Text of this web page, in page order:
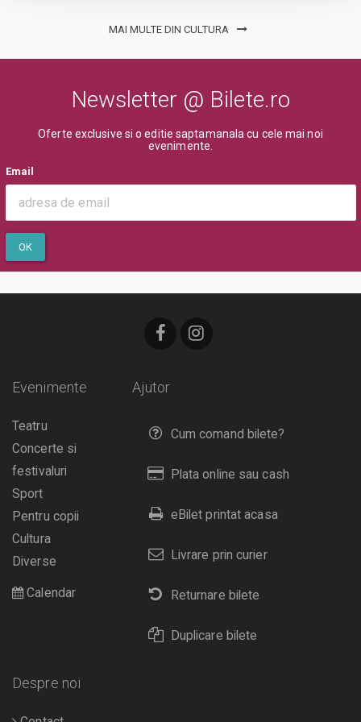
MAI MULTE DIN CULTURA
Newsletter @ Bilete.ro
Oferte exclusive si o editie saptamanala cu cele mai noi
evenimente.
Email
OK
Ajutor
Cum comand bilete?
Plata online sau cash
eBilet printat acasa
Livrare prin curier
Returnare bilete
Duplicare bilete
Evenimente
Teatru
Concerte si
festivaluri
Sport
Pentru copii
Cultura
Diverse
Calendar
Despre noi